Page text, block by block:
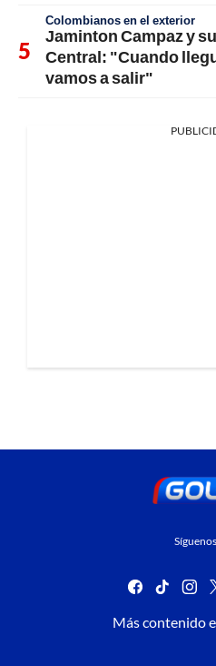
Colombianos en el exterior
Jaminton Campaz y
Central: "Cuando
vamos a salir"
facebook
tiktok
Más contenido